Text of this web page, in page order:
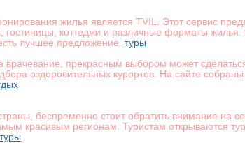
жилья является TVIL. Этот сервис
гостиницы, коттеджи и различные форматы
лучшее предложение. туры
прекрасным выбором может
оздоровительных курортов. На сайте
беспременно стоит обратить внимание на
красивым регионам. Туристам открываются
туры